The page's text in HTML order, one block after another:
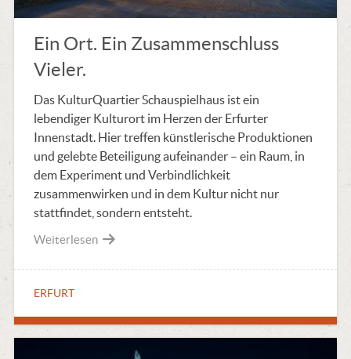
Ein Ort. Ein Zusammenschluss
Vieler.
Das KulturQuartier Schauspielhaus ist ein
lebendiger Kulturort im Herzen der Erfurter
Innenstadt. Hier treffen künstlerische Produktionen
und gelebte Beteiligung aufeinander – ein Raum, in
dem Experiment und Verbindlichkeit
zusammenwirken und in dem Kultur nicht nur
stattfindet, sondern entsteht.
Weiterlesen
ERFURT